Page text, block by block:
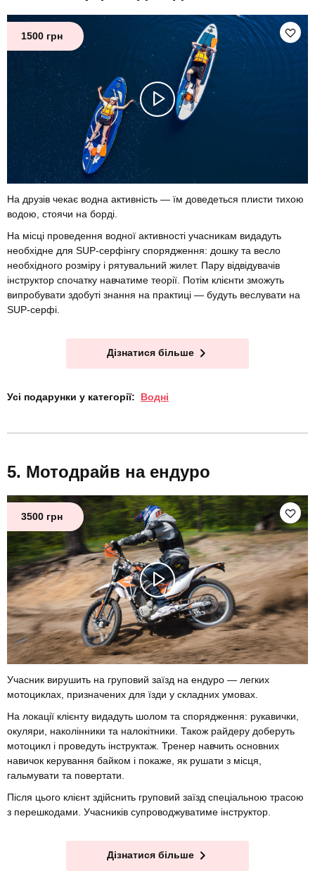
1500 грн
На друзів чекає водна активність — їм доведеться плисти тихою
водою, стоячи на борді.
На місці проведення водної активності учасникам видадуть
необхідне для SUP-серфінгу спорядження: дошку та весло
необхідного розміру і рятувальний жилет. Пару відвідувачів
інструктор спочатку навчатиме теорії. Потім клієнти зможуть
випробувати здобуті знання на практиці — будуть веслувати на
SUP-серфі.
Дізнатися більше
Усі подарунки у категорії: Водні
Мотодрайв на ендуро
3500 грн
Учасник вирушить на груповий заїзд на ендуро — легких
мотоциклах, призначених для їзди у складних умовах.
На локації клієнту видадуть шолом та спорядження: рукавички,
окуляри, наколінники та налокітники. Також райдеру доберуть
мотоцикл і проведуть інструктаж. Тренер навчить основних
навичок керування байком і покаже, як рушати з місця,
гальмувати та повертати.
Після цього клієнт здійснить груповий заїзд спеціальною трасою
з перешкодами. Учасників супроводжуватиме інструктор.
Дізнатися більше